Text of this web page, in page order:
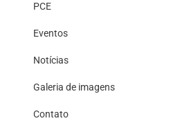
PCE
Eventos
Notícias
Galeria de imagens
Contato